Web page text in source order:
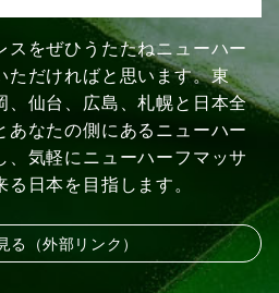
スをぜひうたたねニューハー
ただければと思います。東
、仙台、広島、札幌と日本全
あなたの側にあるニューハー
、気軽にニューハーフマッサ
日本を目指します。
る（外部リンク）